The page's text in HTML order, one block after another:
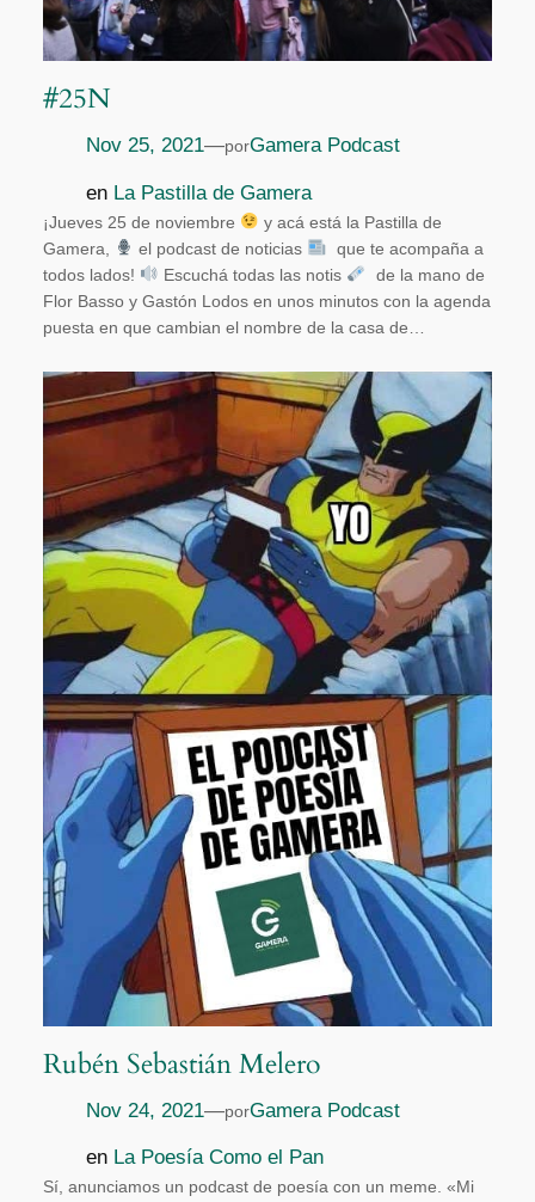
#25N
Nov 25, 2021—porGamera Podcast
en La Pastilla de Gamera
¡Jueves 25 de noviembre
y acá está la Pastilla de
Gamera,
el podcast de noticias
que te acompaña a
todos lados!
Escuchá todas las notis
de la mano de
Flor Basso y Gastón Lodos en unos minutos con la agenda
puesta en que cambian el nombre de la casa de…
Rubén Sebastián Melero
Nov 24, 2021—porGamera Podcast
en La Poesía Como el Pan
Sí, anunciamos un podcast de poesía con un meme. «Mi